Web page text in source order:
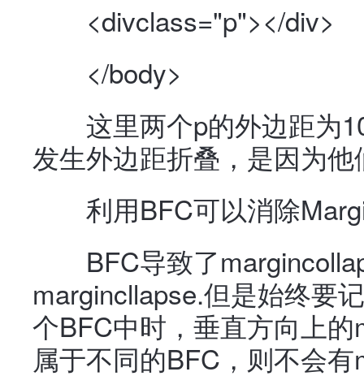
<divclass="p"></div>
</body>
这里两个p的外边距为
发生外边距折叠，是因为
利用BFC可以消除
BFC导致了
margincllapse.但是始终要
个BFC中时，垂直方向上
属于不同的BFC，则不会